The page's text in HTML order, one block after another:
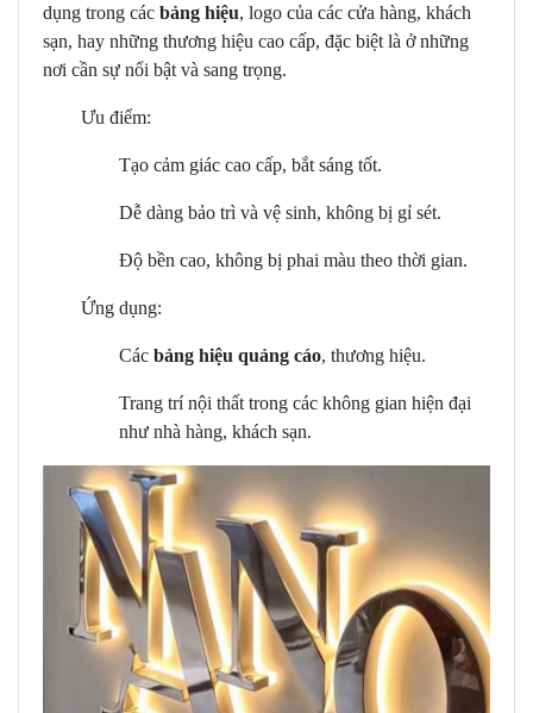
dụng trong các bảng hiệu, logo của các cửa hàng, khách
sạn, hay những thương hiệu cao cấp, đặc biệt là ở những
nơi cần sự nổi bật và sang trọng.
Ưu điểm:
Tạo cảm giác cao cấp, bắt sáng tốt.
Dễ dàng bảo trì và vệ sinh, không bị gỉ sét.
Độ bền cao, không bị phai màu theo thời gian.
Ứng dụng:
Các bảng hiệu quảng cáo, thương hiệu.
Trang trí nội thất trong các không gian hiện đại
như nhà hàng, khách sạn.